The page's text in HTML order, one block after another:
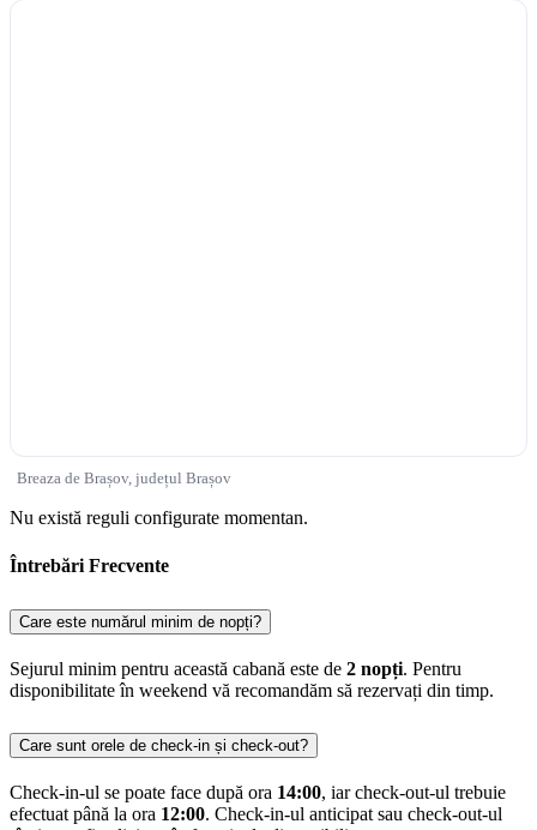
Breaza de Brașov, județul Brașov
Nu există reguli configurate momentan.
Întrebări Frecvente
Care este numărul minim de nopți?
Sejurul minim pentru această cabană este de 2 nopți. Pentru
disponibilitate în weekend vă recomandăm să rezervați din timp.
Care sunt orele de check-in și check-out?
Check-in-ul se poate face după ora 14:00, iar check-out-ul trebuie
efectuat până la ora 12:00. Check-in-ul anticipat sau check-out-ul